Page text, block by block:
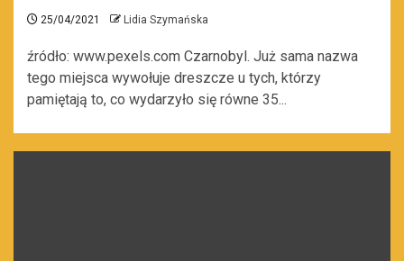
25/04/2021 Lidia Szymańska
źródło: www.pexels.com Czarnobyl. Już sama nazwa
tego miejsca wywołuje dreszcze u tych, którzy
pamiętają to, co wydarzyło się równe 35...